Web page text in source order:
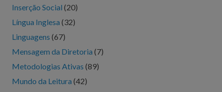
Inserção Social (20)
Língua Inglesa (32)
Linguagens (67)
Mensagem da Diretoria (7)
Metodologias Ativas (89)
Mundo da Leitura (42)